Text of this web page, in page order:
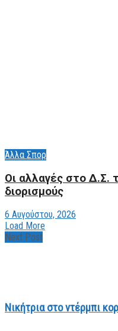
Άλλα Σπορ
Οι αλλαγές στο Δ.Σ.
διορισμούς
6 Αυγούστου, 2026
Load More
Next Post
Nικήτρια στο ντέρμπι